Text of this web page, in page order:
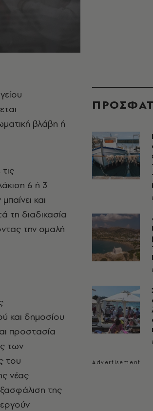
βλάβη ή
6 ή 3
και
τη διαδικασία
την ομαλή
και δημοσίου
προστασία
των
του
νέας
της